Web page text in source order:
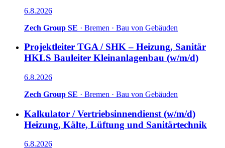
6.8.2026
Zech Group SE · Bremen · Bau von Gebäuden
Projektleiter TGA / SHK – Heizung, Sanitär
HKLS Bauleiter Kleinanlagenbau (w/m/d)
6.8.2026
Zech Group SE · Bremen · Bau von Gebäuden
Kalkulator / Vertriebsinnendienst (w/m/d)
Heizung, Kälte, Lüftung und Sanitärtechnik
6.8.2026